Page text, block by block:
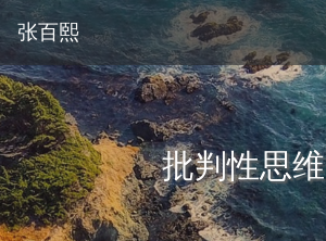
张百熙
批判性思维